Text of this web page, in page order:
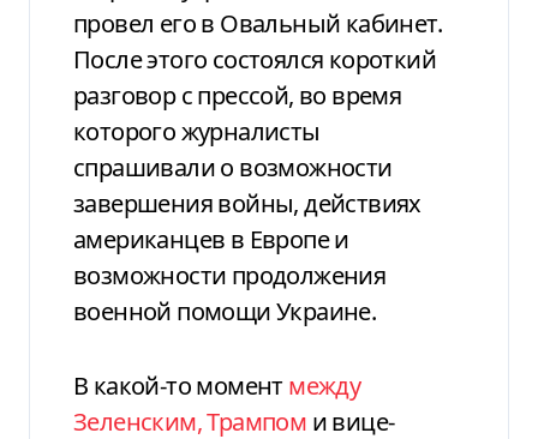
провел его в Овальный кабинет.
После этого состоялся короткий
разговор с прессой, во время
которого журналисты
спрашивали о возможности
завершения войны, действиях
американцев в Европе и
возможности продолжения
военной помощи Украине.
В какой-то моментмежду
Зеленским, Трампом и вице-